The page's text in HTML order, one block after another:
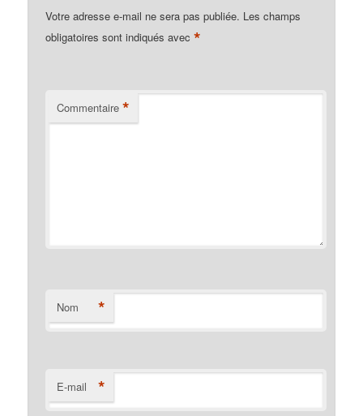
Votre adresse e-mail ne sera pas publiée. Les champs
obligatoires sont indiqués avec*
Commentaire *
Nom *
E-mail *